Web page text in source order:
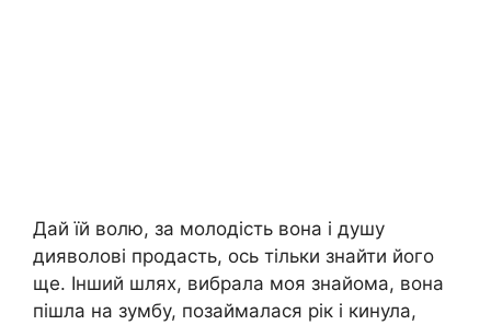
Дай їй волю, за молодість вона і душу
дияволові продасть, ось тільки знайти його
ще. Інший шлях, вибрала моя знайома, вона
пішла на зумбу, позаймалася рік і кинула,